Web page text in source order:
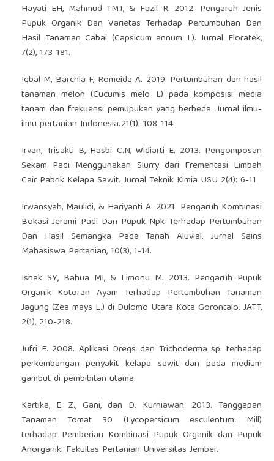
Hayati EH, Mahmud TMT, & Fazil R. 2012. Pengaruh Jenis
Pupuk Organik Dan Varietas Terhadap Pertumbuhan Dan
Hasil Tanaman Cabai (Capsicum annum L). Jurnal Floratek,
7(2), 173-181.
Iqbal M, Barchia F, Romeida A. 2019. Pertumbuhan dan hasil
tanaman melon (Cucumis melo L) pada komposisi media
tanam dan frekuensi pemupukan yang berbeda. Jurnal ilmu-
ilmu pertanian Indonesia.21(1): 108-114.
Irvan, Trisakti B, Hasbi C.N, Widiarti E. 2013. Pengomposan
Sekam Padi Menggunakan Slurry dari Frementasi Limbah
Cair Pabrik Kelapa Sawit. Jurnal Teknik Kimia USU 2(4): 6-11
Irwansyah, Maulidi, & Hariyanti A. 2021. Pengaruh Kombinasi
Bokasi Jerami Padi Dan Pupuk Npk Terhadap Pertumbuhan
Dan Hasil Semangka Pada Tanah Aluvial. Jurnal Sains
Mahasiswa Pertanian, 10(3), 1-14.
Ishak SY, Bahua MI, & Limonu M. 2013. Pengaruh Pupuk
Organik Kotoran Ayam Terhadap Pertumbuhan Tanaman
Jagung (Zea mays L.) di Dulomo Utara Kota Gorontalo. JATT,
2(1), 210-218.
Jufri E. 2008. Aplikasi Dregs dan Trichoderma sp. terhadap
perkembangan penyakit kelapa sawit dan pada medium
gambut di pembibitan utama.
Kartika, E. Z., Gani, dan D. Kurniawan. 2013. Tanggapan
Tanaman Tomat 30 (Lycopersicum esculentum. Mill)
terhadap Pemberian Kombinasi Pupuk Organik dan Pupuk
Anorganik. Fakultas Pertanian Universitas Jember.